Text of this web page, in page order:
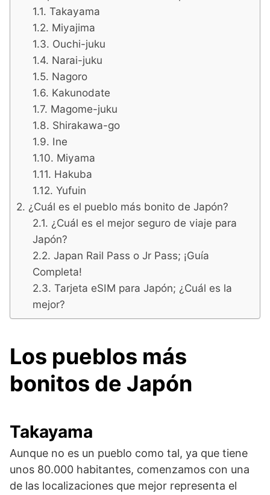
Takayama
Miyajima
Ouchi-juku
Narai-juku
Nagoro
Kakunodate
Magome-juku
Shirakawa-go
Ine
Miyama
Hakuba
Yufuin
¿Cuál es el pueblo más bonito de Japón?
¿Cuál es el mejor seguro de viaje para
Japón?
Japan Rail Pass o Jr Pass; ¡Guía
Completa!
Tarjeta eSIM para Japón; ¿Cuál es la
mejor?
Los pueblos más
bonitos de Japón
Takayama
Aunque no es un pueblo como tal, ya que tiene
unos 80.000 habitantes, comenzamos con una
de las localizaciones que mejor representa el